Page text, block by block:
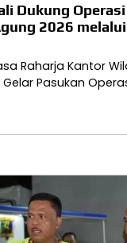
Dukung Operasi
2026
Raharja Kantor
Pasukan